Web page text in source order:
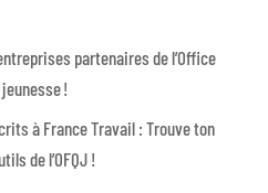
partenaires de l’Office
!
à France Travail : Trouve ton
de l’OFQJ !